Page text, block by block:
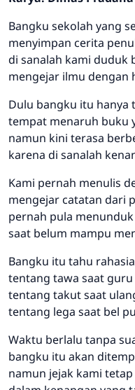
Bangku sekolah yang
menyimpan cerita
di sanalah kami duduk
mengejar ilmu dengan
Dulu bangku itu hanya
tempat menaruh buku
namun kini terasa
karena di sanalah
Kami pernah menulis
mengejar catatan dari
pernah pula
saat belum mampu
Bangku itu tahu
tentang tawa saat
tentang takut saat
tentang lega saat bel
Waktu berlalu tanpa
bangku itu akan
namun jejak kami